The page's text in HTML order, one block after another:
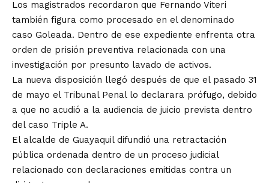
Los magistrados recordaron que Fernando Viteri
también figura como procesado en el denominado
caso Goleada. Dentro de ese expediente enfrenta otra
orden de prisión preventiva relacionada con una
investigación por presunto lavado de activos.
La nueva disposición llegó después de que el pasado 31
de mayo el Tribunal Penal lo declarara prófugo, debido
a que no acudió a la audiencia de juicio prevista dentro
del caso Triple A.
El alcalde de Guayaquil difundió una retractación
pública ordenada dentro de un proceso judicial
relacionado con declaraciones emitidas contra un